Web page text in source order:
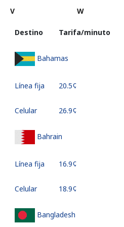
V
W
Destino Tarifa/minuto
Bahamas
Línea fija ⁦20.5¢⁩
Celular ⁦26.9¢⁩
Bahrain
Línea fija ⁦16.9¢⁩
Celular ⁦18.9¢⁩
Bangladesh